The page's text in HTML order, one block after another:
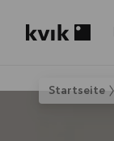
Startseite